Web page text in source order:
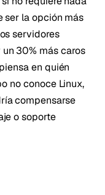
ser la opción más
servidores
30% más caros
en quién
no conoce Linux,
compensarse
o soporte